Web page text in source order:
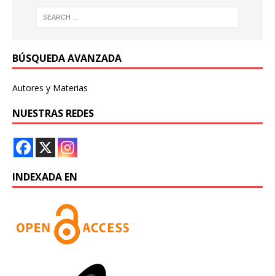
BÚSQUEDA AVANZADA
Autores y Materias
NUESTRAS REDES
INDEXADA EN